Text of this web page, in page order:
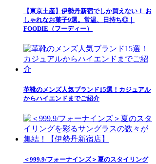
【東京土産】伊勢丹新宿でしか買えない！ お
しゃれなお菓子9選。常温、日持ち◎｜
FOODIE（フーディー）
革靴のメンズ人気ブランド15選！カジュアル
からハイエンドまでご紹介
＜999.9/フォーナインズ＞夏のスタイリング